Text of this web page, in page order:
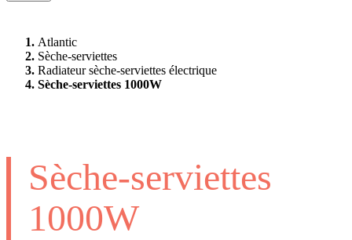
Atlantic
Sèche-serviettes
Radiateur sèche-serviettes électrique
Sèche-serviettes 1000W
Sèche-serviettes
1000W